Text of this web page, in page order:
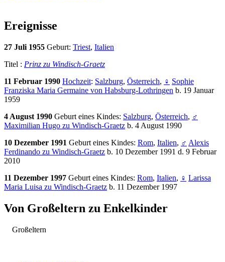
Ereignisse
27 Juli 1955 Geburt: Triest, Italien
Titel : Prinz zu Windisch-Graetz
11 Februar 1990 Hochzeit: Salzburg, Österreich, ♀ Sophie
Franziska Maria Germaine von Habsburg-Lothringen b. 19 Januar
1959
4 August 1990 Geburt eines Kindes: Salzburg, Österreich, ♂
Maximilian Hugo zu Windisch-Graetz b. 4 August 1990
10 Dezember 1991 Geburt eines Kindes: Rom, Italien, ♂ Alexis
Ferdinando zu Windisch-Graetz b. 10 Dezember 1991 d. 9 Februar
2010
11 Dezember 1997 Geburt eines Kindes: Rom, Italien, ♀ Larissa
Maria Luisa zu Windisch-Graetz b. 11 Dezember 1997
Von Großeltern zu Enkelkinder
Großeltern